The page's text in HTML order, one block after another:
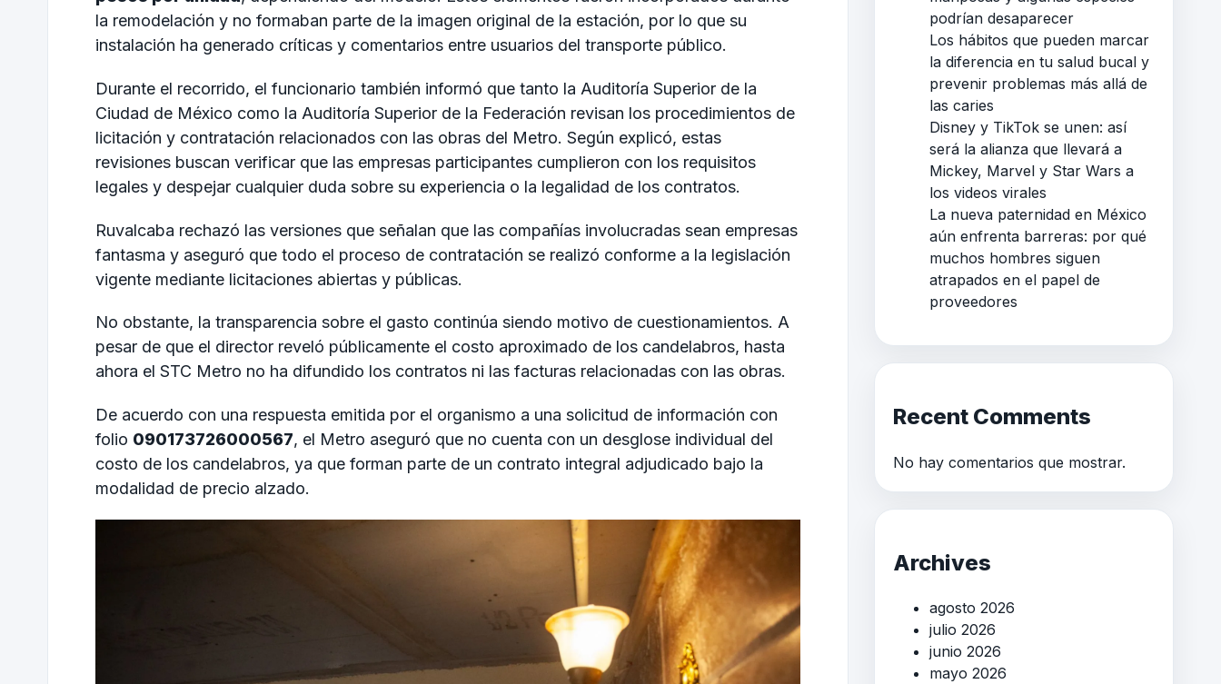
la remodelación y no formaban parte de la imagen original de la estación, por lo que su
instalación ha generado críticas y comentarios entre usuarios del transporte público.
Durante el recorrido, el funcionario también informó que tanto la Auditoría Superior de la
Ciudad de México como la Auditoría Superior de la Federación revisan los procedimientos de
licitación y contratación relacionados con las obras del Metro. Según explicó, estas
revisiones buscan verificar que las empresas participantes cumplieron con los requisitos
legales y despejar cualquier duda sobre su experiencia o la legalidad de los contratos.
Ruvalcaba rechazó las versiones que señalan que las compañías involucradas sean empresas
fantasma y aseguró que todo el proceso de contratación se realizó conforme a la legislación
vigente mediante licitaciones abiertas y públicas.
No obstante, la transparencia sobre el gasto continúa siendo motivo de cuestionamientos. A
pesar de que el director reveló públicamente el costo aproximado de los candelabros, hasta
ahora el STC Metro no ha difundido los contratos ni las facturas relacionadas con las obras.
De acuerdo con una respuesta emitida por el organismo a una solicitud de información con
folio 090173726000567, el Metro aseguró que no cuenta con un desglose individual del
costo de los candelabros, ya que forman parte de un contrato integral adjudicado bajo la
modalidad de precio alzado.
podrían desaparecer
Los hábitos que pueden marcar
la diferencia en tu salud bucal y
prevenir problemas más allá de
las caries
Disney y TikTok se unen: así
será la alianza que llevará a
Mickey, Marvel y Star Wars a
los videos virales
La nueva paternidad en México
aún enfrenta barreras: por qué
muchos hombres siguen
atrapados en el papel de
proveedores
Recent Comments
No hay comentarios que mostrar.
Archives
agosto 2026
julio 2026
junio 2026
mayo 2026